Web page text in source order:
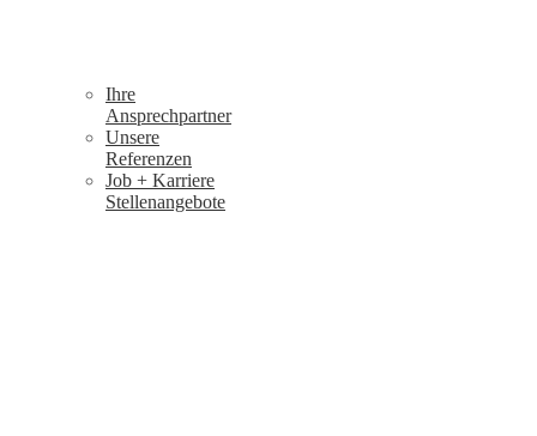
Ihre
Ansprechpartner
Unsere
Referenzen
Job + Karriere
Stellenangebote